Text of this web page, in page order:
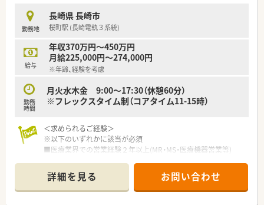
スを実現できる環境です。
■SMO業界でSMA実務経験が2年以上ある方の募集ですが、困っ
たときや先輩や上司から手厚くサポートを頂ける環境です。
■CRCは疾病を抱えた患者様やそれを治療しようと奮闘する医
師やスタッフなど携わる相手が多いです。
■現在治療法がなく苦しんでいる患者様に対して薬を届けるこ
とや最前線で治療にあたる医師やスタッフのサポートを行うや
＜充実した研修制度＞
研修を行います。会社のことや業務を遂行する上で必要な法令
から実務まで座学中心でロープレを交えながら学んでいきます。
■各拠点に配属され先輩社員から業務を引継ぎながらOJT担当
■確認テストやチェックシートを用いながら習熟度を測り、入社
後1年程度で一人で担当を持てるようになります。
勤務地
長崎県 長崎市
桜町駅 (長崎電軌３系統)
給与
年収370万円～450万円
月給225,000円～274,000円
※年齢、経験を考慮
勤務
時間
月火水木金 9:00～17:30（休憩60分）
※フレックスタイム制（コアタイム11-15時）
＜求められるご経験＞
※以下のいずれかに該当が必須
■医療業界での営業経験２年以上(MR・MS・医療機器営業等)
ー向け営業等)
■エリアにより、(業界問わず)営業経験2年以上の方を検討でき
る可能性有。
詳細を見る お問い合わせ